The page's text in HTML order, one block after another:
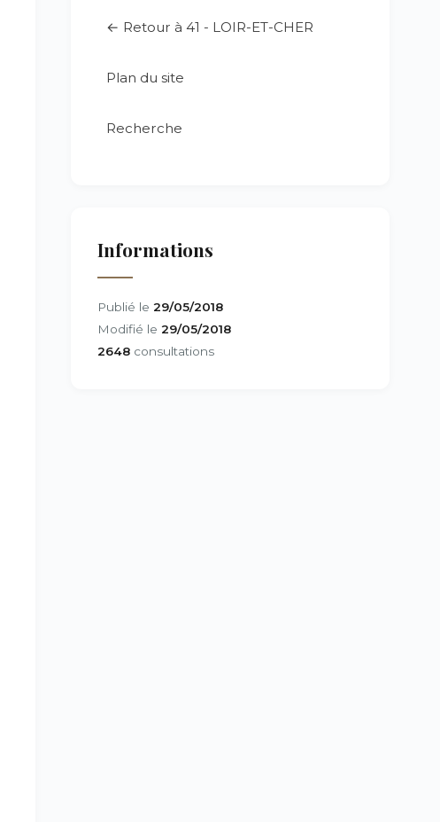
← Retour à 41 - LOIR-ET-CHER
Plan du site
Recherche
Informations
Publié le 29/05/2018
Modifié le 29/05/2018
2648 consultations